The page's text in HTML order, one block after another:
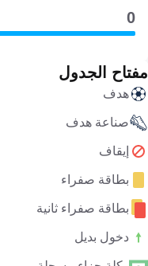
0
مفتاح الجدول
هدف
صناعة هدف
إيقاف
بطاقة صفراء
بطاقة صفراء ثانية
دخول بديل